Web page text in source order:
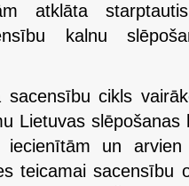
atklāta
kalnu
cikls
Lietuvas
un arvien
teicamai sacensību